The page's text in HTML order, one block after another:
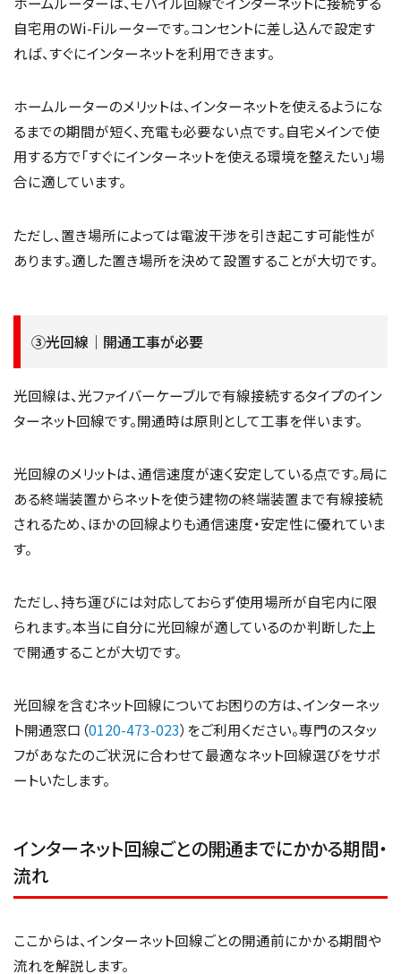
自宅用のWi-Fiルーターです。コンセントに差し込んで設定す
れば、すぐにインターネットを利用できます。
ホームルーターのメリットは、インターネットを使えるようにな
るまでの期間が短く、充電も必要ない点です。自宅メインで使
用する方で「すぐにインターネットを使える環境を整えたい」場
合に適しています。
ただし、置き場所によっては電波干渉を引き起こす可能性が
あります。適した置き場所を決めて設置することが大切です。
③光回線｜開通工事が必要
光回線は、光ファイバーケーブルで有線接続するタイプのイン
ターネット回線です。開通時は原則として工事を伴います。
光回線のメリットは、通信速度が速く安定している点です。局に
ある終端装置からネットを使う建物の終端装置まで有線接続
されるため、ほかの回線よりも通信速度・安定性に優れていま
す。
ただし、持ち運びには対応しておらず使用場所が自宅内に限
られます。本当に自分に光回線が適しているのか判断した上
で開通することが大切です。
光回線を含むネット回線についてお困りの方は、インターネッ
ト開通窓口（0120-473-023）をご利用ください。専門のスタッ
フがあなたのご状況に合わせて最適なネット回線選びをサポ
ートいたします。
インターネット回線ごとの開通までにかかる期間・
流れ
ここからは、インターネット回線ごとの開通前にかかる期間や
流れを解説します。